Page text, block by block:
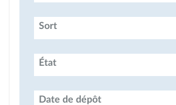
Sort
État
Date de dépôt